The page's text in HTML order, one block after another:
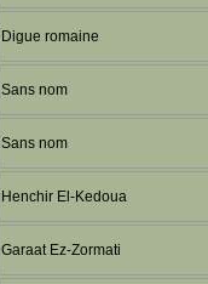
Digue romaine
Sans nom
Sans nom
Henchir El-Kedoua
Garaat Ez-Zormati